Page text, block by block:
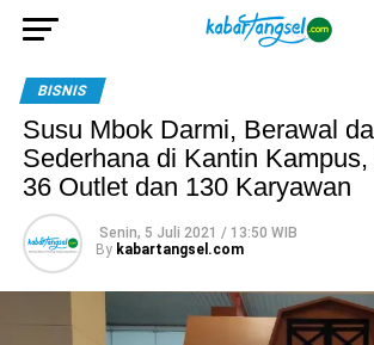
BISNIS
Susu Mbok Darmi, Berawal
Sederhana di Kantin
36 Outlet dan 130 Karyawan
Senin, 5 Juli 2021 / 13:50 WIB
By kabartangsel.com